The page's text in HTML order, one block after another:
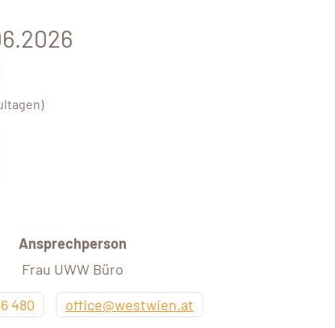
Ansprechperson
Frau UWW Büro
480
office@westwien.at